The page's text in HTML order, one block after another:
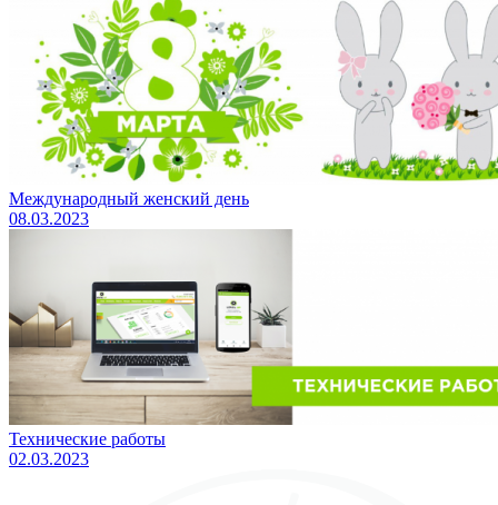
Международный женский день
08.03.2023
Технические работы
02.03.2023